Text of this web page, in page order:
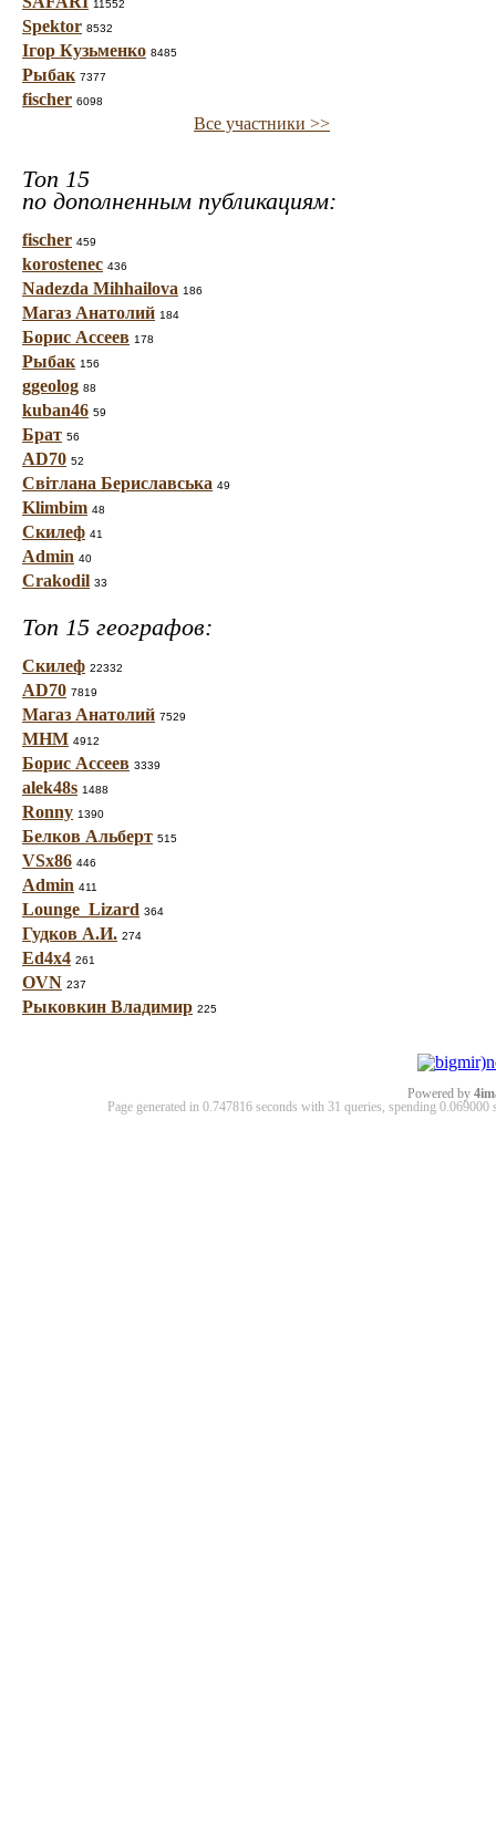
11552
Spektor 8532
Ігор Кузьменко 8485
Рыбак 7377
fischer 6098
Все участники >>
Топ 15
по дополненным публикациям:
fischer 459
korostenec 436
Nadezda Mihhailova 186
Магаз Анатолий 184
Борис Ассеев 178
Рыбак 156
ggeolog 88
kuban46 59
Брат 56
AD70 52
Світлана Бериславська 49
Klimbim 48
Скилеф 41
Admin 40
Crakodil 33
Топ 15 географов:
Скилеф 22332
AD70 7819
Магаз Анатолий 7529
МНМ 4912
Борис Ассеев 3339
alek48s 1488
Ronny 1390
Белков Альберт 515
VSx86 446
Admin 411
Lounge_Lizard 364
Гудков А.И. 274
Ed4x4 261
OVN 237
Рыковкин Владимир 225
Powered by
Page generated in 0.747816 seconds with 31 queries, spending